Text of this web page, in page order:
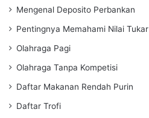
Mengenal Deposito Perbankan
Pentingnya Memahami Nilai Tukar
Olahraga Pagi
Olahraga Tanpa Kompetisi
Daftar Makanan Rendah Purin
Daftar Trofi